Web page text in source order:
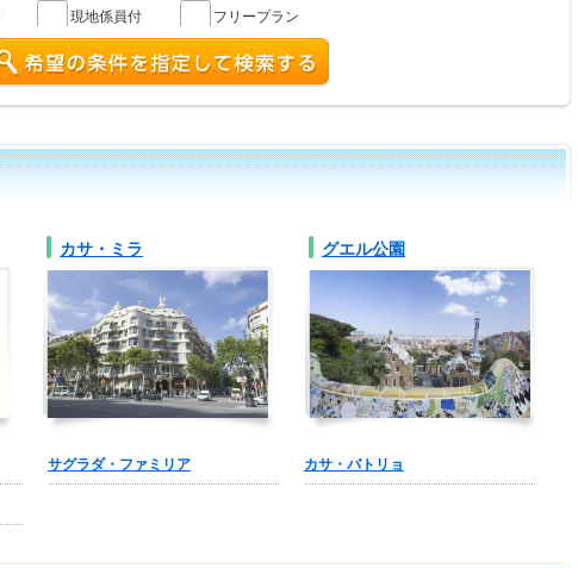
現地係員付 フリープラン
カサ・ミラ グエル公園
サグラダ・ファミリア カサ・バトリョ